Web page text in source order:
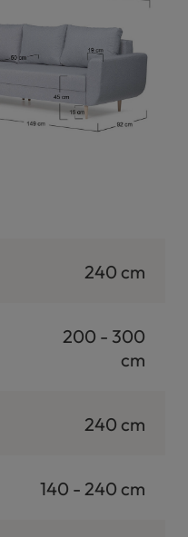
240 cm
200 - 300
cm
240 cm
140 - 240 cm